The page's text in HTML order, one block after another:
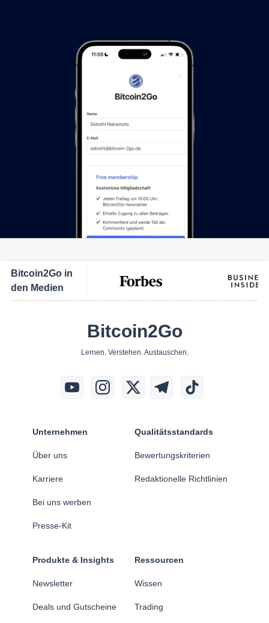
Bitcoin2Go in
den Medien
Bitcoin2Go
Lernen. Verstehen. Austauschen.
Unternehmen
Über uns
Karriere
Bei uns werben
Presse-Kit
Qualitätsstandards
Bewertungskriterien
Redaktionelle Richtlinien
Produkte & Insights
Newsletter
Deals und Gutscheine
Ressourcen
Wissen
Trading